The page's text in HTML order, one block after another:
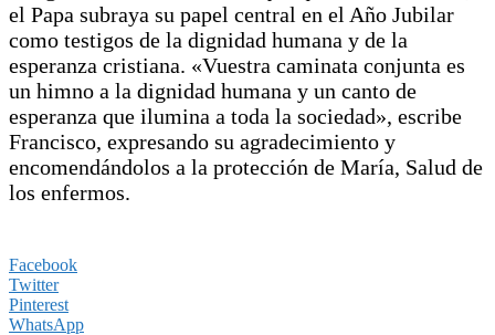
el Papa subraya su papel central en el Año Jubilar
como testigos de la dignidad humana y de la
esperanza cristiana. «Vuestra caminata conjunta es
un himno a la dignidad humana y un canto de
esperanza que ilumina a toda la sociedad», escribe
Francisco, expresando su agradecimiento y
encomendándolos a la protección de María, Salud de
los enfermos.
Facebook
Twitter
Pinterest
WhatsApp